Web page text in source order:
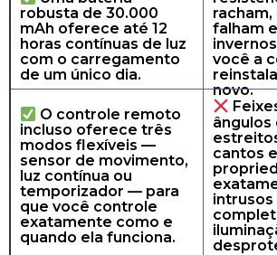
robusta de 30.000
mAh oferece até 12
horas contínuas de luz
com o carregamento
de um único dia.
falham
você a
novo.
​O controle remoto
incluso oferece três
modos flexíveis —
sensor de movimento,
luz contínua ou
temporizador — para
que você controle
exatamente como e
quando ela funciona.
cantos